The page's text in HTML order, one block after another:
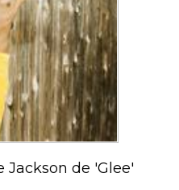
Jackson de 'Glee'